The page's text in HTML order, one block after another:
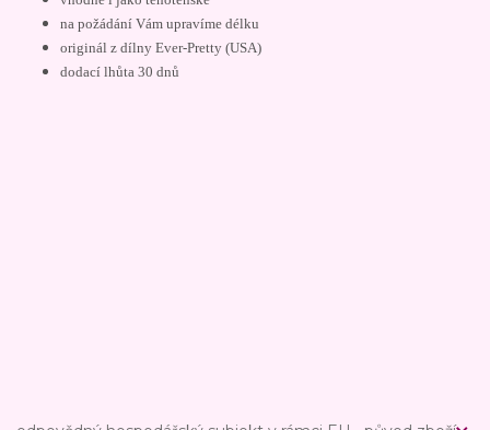
na požádání Vám upravíme délku
originál z dílny Ever-Pretty (USA)
dodací lhůta 30 dnů